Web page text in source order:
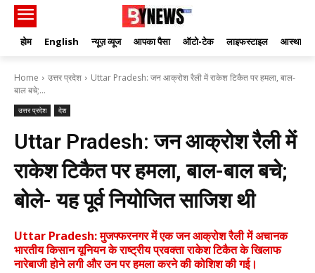
होम English न्यूज़ व्यूज आपका पैसा ऑटो-टेक लाइफस्टाइल आस्था
Home उत्तर प्रदेश
Uttar Pradesh: जन आक्रोश रैली में राकेश टिकैत पर हमला, बाल-
बाल बचे;...
उत्तर प्रदेश देश
Uttar Pradesh: जन आक्रोश रैली में
राकेश टिकैत पर हमला, बाल-बाल बचे;
बोले- यह पूर्व नियोजित साजिश थी
Uttar Pradesh: मुजफ्फरनगर में एक जन आक्रोश रैली में अचानक
भारतीय किसान यूनियन के राष्ट्रीय प्रवक्ता राकेश टिकैत के खिलाफ
नारेबाजी होने लगी और उन पर हमला करने की कोशिश की गई।